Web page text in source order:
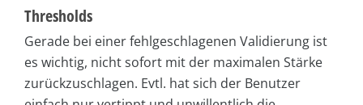
Thresholds
Gerade bei einer fehlgeschlagenen Validierung ist
es wichtig, nicht sofort mit der maximalen Stärke
zurückzuschlagen. Evtl. hat sich der Benutzer